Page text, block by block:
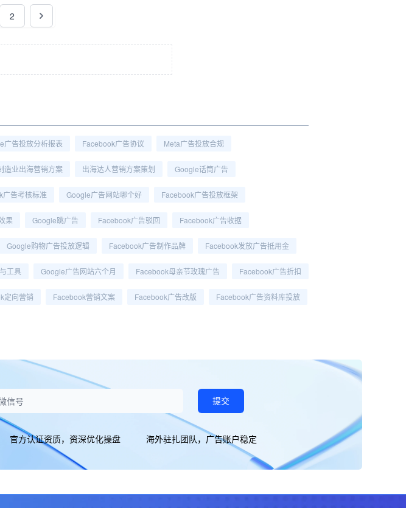
2
广告投放分析报表 Facebook广告协议 Meta广告投放合规
造业出海营销方案 出海达人营销方案策划 Google话筒广告
广告考核标准 Google广告网站哪个好 Facebook广告投放框架
果 Google跳广告 Facebook广告驳回 Facebook广告收据
Google购物广告投放逻辑 Facebook广告制作品牌 Facebook发放广告抵用金
工具 Google广告网站六个月 Facebook母亲节玫瑰广告 Facebook广告折扣
定向营销 Facebook营销文案 Facebook广告改版 Facebook广告资料库投放
提交
官方认证资质，资深优化操盘 海外驻扎团队，广告账户稳定